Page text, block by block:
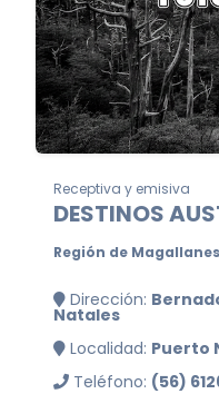
Receptiva y emisiva
DESTINOS
Región de
Dirección:
Natales
Localidad: Puerto
Teléfono: (56)